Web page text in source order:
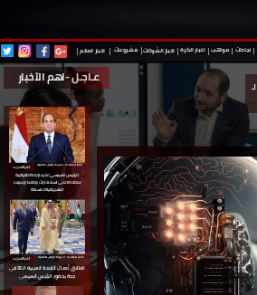
نجاحات مواهب اخبارالكرة مشروعات اخبارالشركات اخبارالعالم
اهم الآخبارعـاجـل -
اقرا المزيد الأكثر مشاهدة ⇵ جريدة الوطن العالمية
الرئيس السيسي: لدينا إرادة حقيقية
للحفاظ على استثمارات وطننا وبنيتنا
التشريعية حاسمة
اقرا المزيد الأكثر مشاهدة ⇵ جريدة الوطن العالمية
انطلاق أعمال القمة العربية الـ32 في
جدةبحضور الرئيس السيسي